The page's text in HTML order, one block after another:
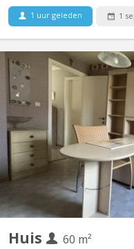
1 uur geleden 1
Huis
60 m²
Chambre